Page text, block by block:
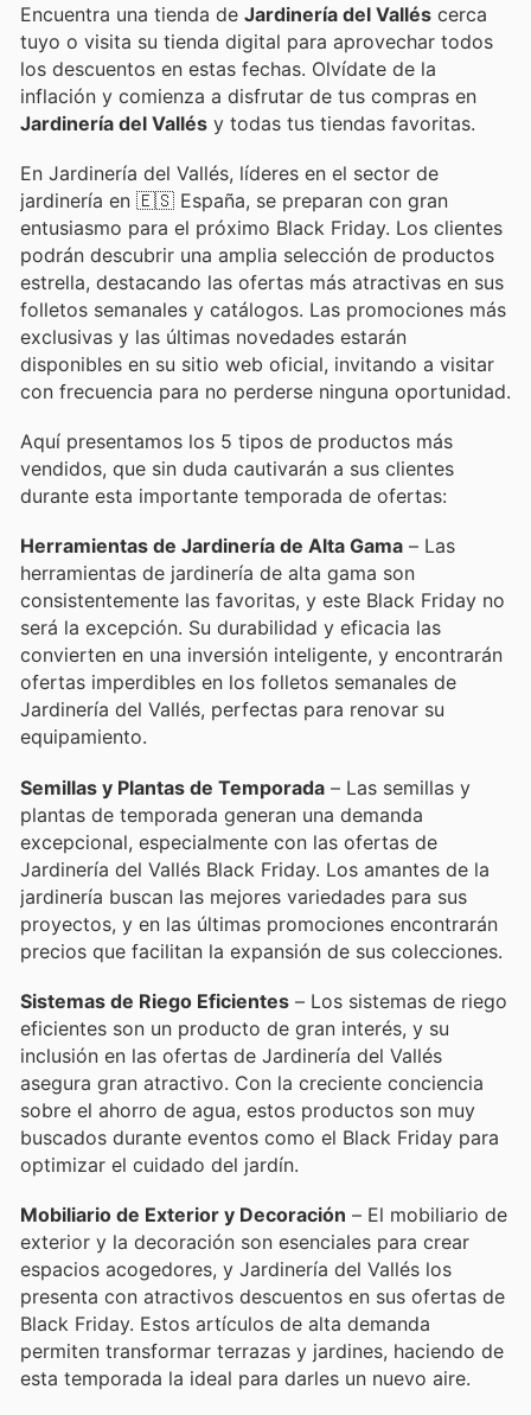
Encuentra una tienda de Jardinería del Vallés cerca
tuyo o visita su tienda digital para aprovechar todos
los descuentos en estas fechas. Olvídate de la
inflación y comienza a disfrutar de tus compras en
Jardinería del Vallés y todas tus tiendas favoritas.
En Jardinería del Vallés, líderes en el sector de
jardinería en 🇪🇸 España, se preparan con gran
entusiasmo para el próximo Black Friday. Los clientes
podrán descubrir una amplia selección de productos
estrella, destacando las ofertas más atractivas en sus
folletos semanales y catálogos. Las promociones más
exclusivas y las últimas novedades estarán
disponibles en su sitio web oficial, invitando a visitar
con frecuencia para no perderse ninguna oportunidad.
Aquí presentamos los 5 tipos de productos más
vendidos, que sin duda cautivarán a sus clientes
durante esta importante temporada de ofertas:
Herramientas de Jardinería de Alta Gama – Las
herramientas de jardinería de alta gama son
consistentemente las favoritas, y este Black Friday no
será la excepción. Su durabilidad y eficacia las
convierten en una inversión inteligente, y encontrarán
ofertas imperdibles en los folletos semanales de
Jardinería del Vallés, perfectas para renovar su
equipamiento.
Semillas y Plantas de Temporada – Las semillas y
plantas de temporada generan una demanda
excepcional, especialmente con las ofertas de
Jardinería del Vallés Black Friday. Los amantes de la
jardinería buscan las mejores variedades para sus
proyectos, y en las últimas promociones encontrarán
precios que facilitan la expansión de sus colecciones.
Sistemas de Riego Eficientes – Los sistemas de riego
eficientes son un producto de gran interés, y su
inclusión en las ofertas de Jardinería del Vallés
asegura gran atractivo. Con la creciente conciencia
sobre el ahorro de agua, estos productos son muy
buscados durante eventos como el Black Friday para
optimizar el cuidado del jardín.
Mobiliario de Exterior y Decoración – El mobiliario de
exterior y la decoración son esenciales para crear
espacios acogedores, y Jardinería del Vallés los
presenta con atractivos descuentos en sus ofertas de
Black Friday. Estos artículos de alta demanda
permiten transformar terrazas y jardines, haciendo de
esta temporada la ideal para darles un nuevo aire.